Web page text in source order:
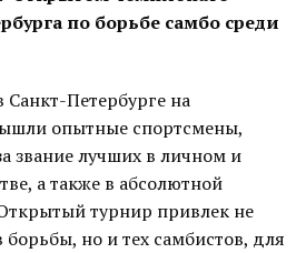
по борьбе самбо среди
Санкт-Петербурге на
опытные спортсмены,
звание лучших в личном и
а также в абсолютной
турнир привлек не
но и тех самбистов, для